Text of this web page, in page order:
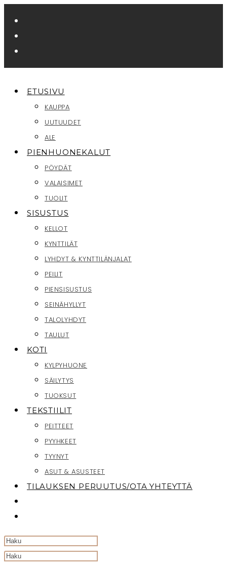
suoraan
sisältöön
ETUSIVU
KAUPPA
UUTUUDET
ALE
PIENHUONEKALUT
PÖYDÄT
VALAISIMET
TUOLIT
SISUSTUS
KELLOT
KYNTTILÄT
LYHDYT & KYNTTILÄNJALAT
PEILIT
PIENSISUSTUS
SEINÄHYLLYT
TALOLYHDYT
TAULUT
KOTI
KYLPYHUONE
SÄILYTYS
TUOKSUT
TEKSTIILIT
PEITTEET
PYYHKEET
TYYNYT
ASUT & ASUSTEET
TILAUKSEN PERUUTUS/OTA YHTEYTTÄ
Search